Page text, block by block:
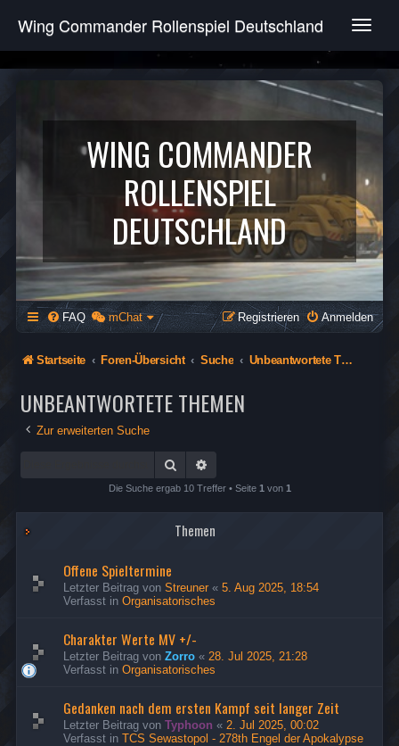
T
g
e
v
g
a
t
i
o
n
Wing Commander Rollenspiel Deutschland
WING COMMANDER
ROLLENSPIEL
DEUTSCHLAND
FAQ mChat Anmelden
Registrieren
Startseite Foren-Übersicht Suche Unbeantwortete Themen
UNBEANTWORTETE THEMEN
Zur erweiterten Suche
Suche
Die Suche ergab 10 Treffer • Seite 1 von 1
Themen
Offene Spieltermine
Letzter Beitrag von Streuner « 5. Aug 2025, 18:54
Verfasst in Organisatorisches
Charakter Werte MV +/-
Letzter Beitrag von Zorro « 28. Jul 2025, 21:28
Verfasst in Organisatorisches
Gedanken nach dem ersten Kampf seit langer Zeit
Letzter Beitrag von Typhoon « 2. Jul 2025, 00:02
Verfasst in TCS Sewastopol - 278th Engel der Apokalypse